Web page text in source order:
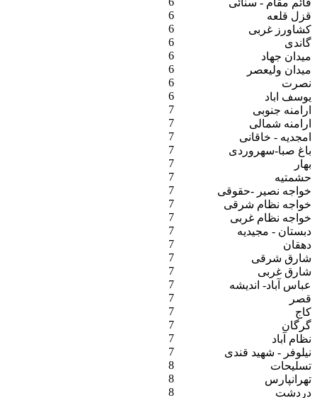
قائم مقام - سنائی
قزل قلعه
6
کشاورز غربی
6
گاندی
6
میدان جهاد
6
میدان ولیعصر
6
نصرت
6
یوسف اباد
6
ارامنه جنوبی
7
ارامنه شمالی
7
امجدیه - خاقانی
7
باغ صبا-سهروردی
7
بهار
7
حشمتیه
7
خواجه نصیر -حقوقی
7
خواجه نظام شرقی
7
خواجه نظام غربی
7
دبستان - مجیدیه
7
دهقان
7
شارق شرقی
7
شارق غربی
7
عباس آباد- اندیشه
7
قصر
7
کاج
7
گرگان
7
نظام آباد
7
نیلوفر - شهید قندی
7
تسلیحات
8
تهرانپارس
8
دردشت
8